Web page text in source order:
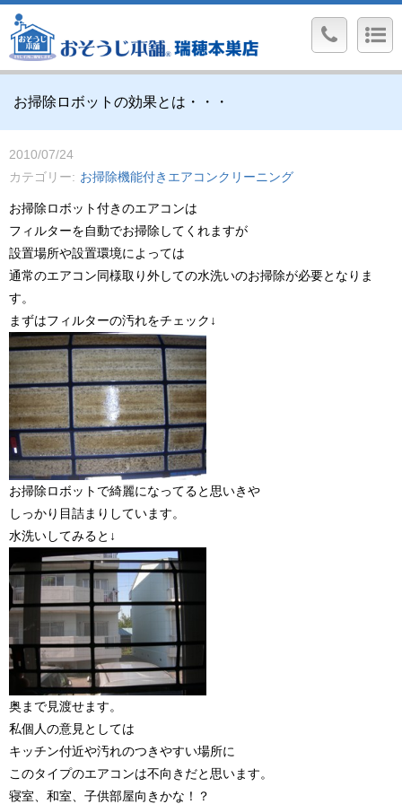
お掃除ロボットの効果とは・・・
2010/07/24
カテゴリー
お掃除機能付きエアコンクリーニング
お掃除ロボット付きのエアコンは
フィルターを自動でお掃除してくれますが
設置場所や設置環境によっては
通常のエアコン同様取り外しての水洗いのお掃除が必要となりま
す。
まずはフィルターの汚れをチェック↓
お掃除ロボットで綺麗になってると思いきや
しっかり目詰まりしています。
水洗いしてみると↓
奥まで見渡せます。
私個人の意見としては
キッチン付近や汚れのつきやすい場所に
このタイプのエアコンは不向きだと思います。
寝室、和室、子供部屋向きかな！？